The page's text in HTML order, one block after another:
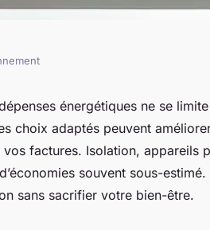
et
énergétiques ne se
choix adaptés peuvent
vos factures. Isolation, appareils
souvent sous-
sans sacrifier votre bien-être.